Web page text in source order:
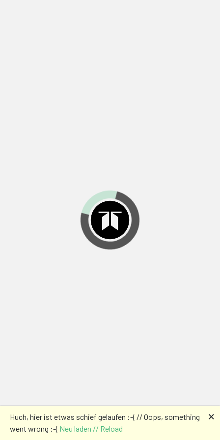
Huch, hier ist etwas schief gelaufen :-( // Oops, something
went wrong :-( Neu laden // Reload
🗙